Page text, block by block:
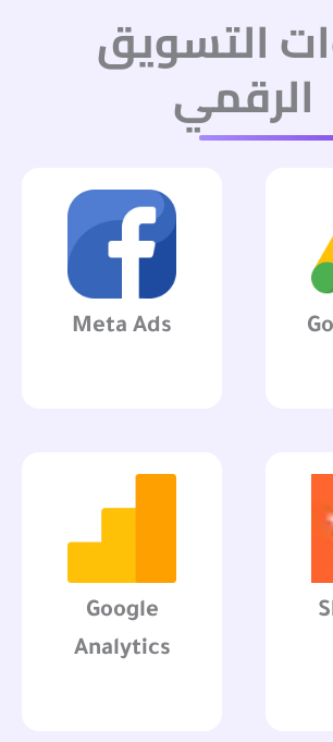
التسويق
الرقمي
Meta Ads
Google
Analytics